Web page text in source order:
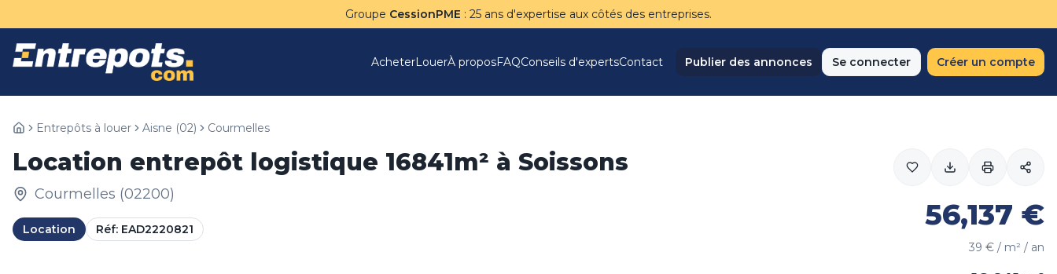
Groupe CessionPME : 25 ans d'expertise aux côtés des entreprises.
AcheterLouerÀ proposFAQConseils d'expertsContact Publier des annonces Se connecter Créer un compte
Entrepôts à louer Aisne (02) Courmelles
Location entrepôt logistique 16841m² à Soissons
Courmelles (02200)
Location Réf: EAD2220821 56,137 €
39 € / m² / an